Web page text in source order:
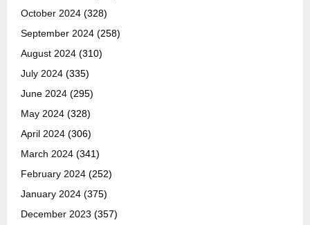
October 2024 (328)
September 2024 (258)
August 2024 (310)
July 2024 (335)
June 2024 (295)
May 2024 (328)
April 2024 (306)
March 2024 (341)
February 2024 (252)
January 2024 (375)
December 2023 (357)